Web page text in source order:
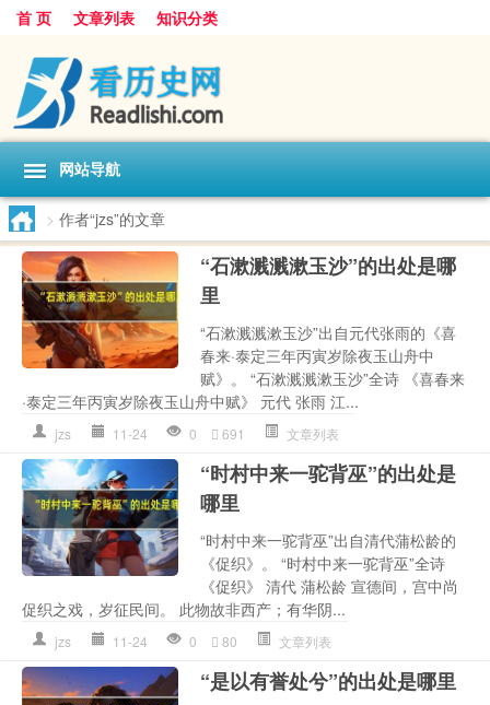
首 页 文章列表 知识分类
网站导航
> 作者“jzs”的文章
“石漱溅溅漱玉沙”的出处是哪
里
“石漱溅溅漱玉沙”出自元代张雨的《喜
春来·泰定三年丙寅岁除夜玉山舟中
赋》。 “石漱溅溅漱玉沙”全诗 《喜春来
·泰定三年丙寅岁除夜玉山舟中赋》 元代 张雨 江...
jzs 11-24 0 691 文章列表
“时村中来一驼背巫”的出处是
哪里
“时村中来一驼背巫”出自清代蒲松龄的
《促织》。 “时村中来一驼背巫”全诗
《促织》 清代 蒲松龄 宣德间，宫中尚
促织之戏，岁征民间。 此物故非西产；有华阴...
jzs 11-24 0 80 文章列表
“是以有誉处兮”的出处是哪里